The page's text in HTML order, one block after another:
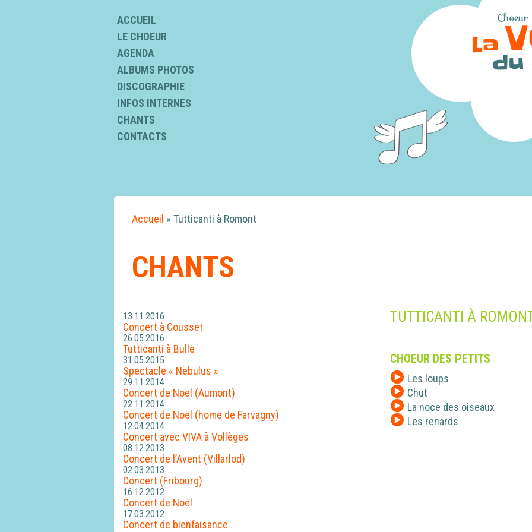
ACCUEIL
LE CHOEUR
AGENDA
ALBUMS PHOTOS
DISCOGRAPHIE
INFOS INTERNES
CHANTS
CONTACTS
Accueil » Tutticanti à Romont
CHANTS
13.11.2016
Concert à Cousset
26.05.2016
Tutticanti à Bulle
31.05.2015
Spectacle « Nebulus »
29.11.2014
Concert de Noël (Aumont)
22.11.2014
Concert de Noël (home de Farvagny)
12.04.2014
Concert avec VIVA à Vollèges
08.12.2013
Concert de l’Avent (Villarlod)
02.03.2013
Concert (Fribourg)
16.12.2012
Concert de Noël
17.03.2012
Concert de bienfaisance
TUTTICANTI À
CHOEUR DES PETITS
Les loups
Chut
La noce des oiseaux
Les renards